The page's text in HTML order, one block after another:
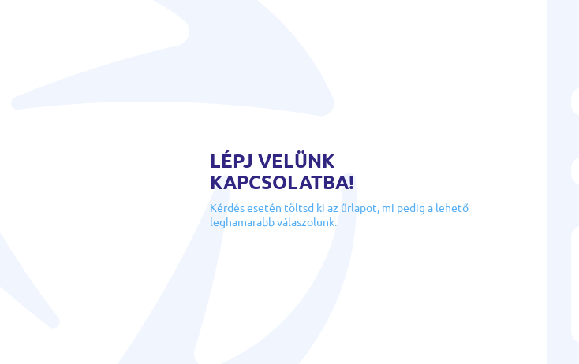
LÉPJ VELÜNK
KAPCSOLATBA!
Kérdés esetén töltsd ki az űrlapot, mi pedig a lehető
leghamarabb válaszolunk.